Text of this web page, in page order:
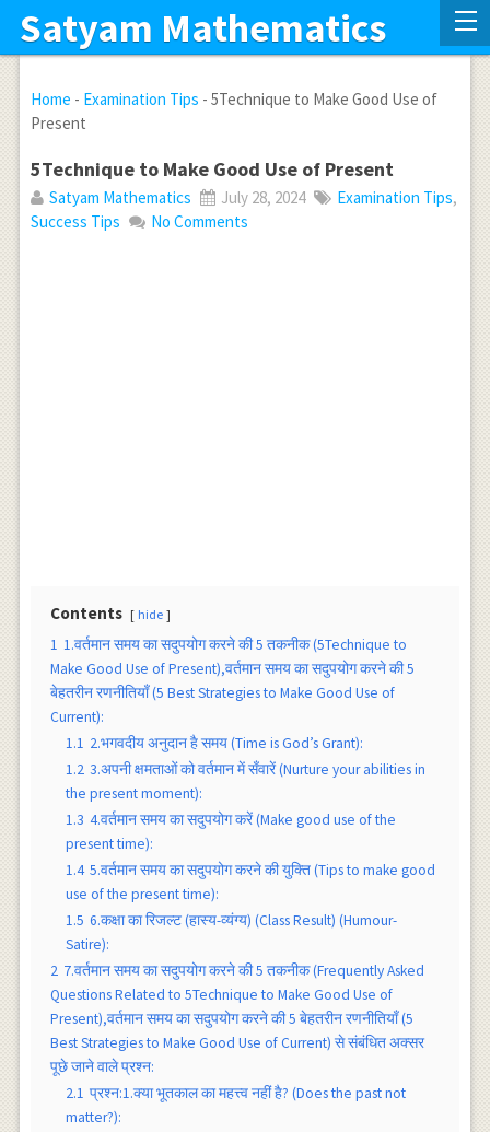
Satyam Mathematics
Home - Examination Tips - 5Technique to Make Good Use of
Present
5Technique to Make Good Use of Present
Satyam Mathematics July 28, 2024 Examination Tips,
Success Tips
No Comments
Contents hide
1 1.वर्तमान समय का सदुपयोग करने की 5 तकनीक (5Technique to
Make Good Use of Present),वर्तमान समय का सदुपयोग करने की 5
बेहतरीन रणनीतियाँ (5 Best Strategies to Make Good Use of
Current):
1.1 2.भगवदीय अनुदान है समय (Time is God’s Grant):
1.2 3.अपनी क्षमताओं को वर्तमान में सँवारें (Nurture your abilities in
the present moment):
1.3 4.वर्तमान समय का सदुपयोग करें (Make good use of the
present time):
1.4 5.वर्तमान समय का सदुपयोग करने की युक्ति (Tips to make good
use of the present time):
1.5 6.कक्षा का रिजल्ट (हास्य-व्यंग्य) (Class Result) (Humour-
Satire):
2 7.वर्तमान समय का सदुपयोग करने की 5 तकनीक (Frequently Asked
Questions Related to 5Technique to Make Good Use of
Present),वर्तमान समय का सदुपयोग करने की 5 बेहतरीन रणनीतियाँ (5
Best Strategies to Make Good Use of Current) से संबंधित अक्सर
पूछे जाने वाले प्रश्न:
2.1 प्रश्न:1.क्या भूतकाल का महत्त्व नहीं है? (Does the past not
matter?):